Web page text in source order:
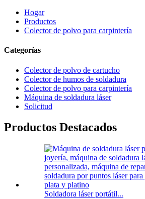
Hogar
Productos
Colector de polvo para carpintería
Categorías
Colector de polvo de cartucho
Colector de humos de soldadura
Colector de polvo para carpintería
Máquina de soldadura láser
Solicitud
Productos Destacados
Soldadora láser portátil...